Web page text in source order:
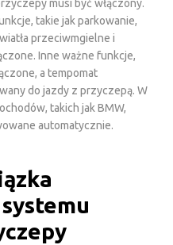
musi być włączony.
takie jak parkowanie,
przeciwmgielne i
Inne ważne funkcje,
a tempomat
do jazdy z przyczepą. W
takich jak BMW,
automatycznie.